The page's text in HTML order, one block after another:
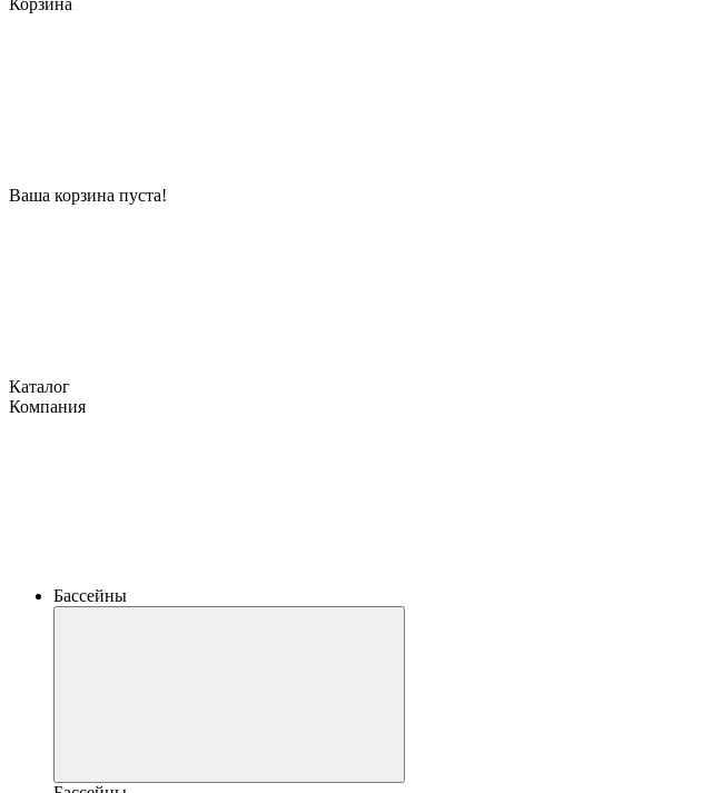
Корзина
Ваша корзина пуста!
Каталог
Компания
Бассейны